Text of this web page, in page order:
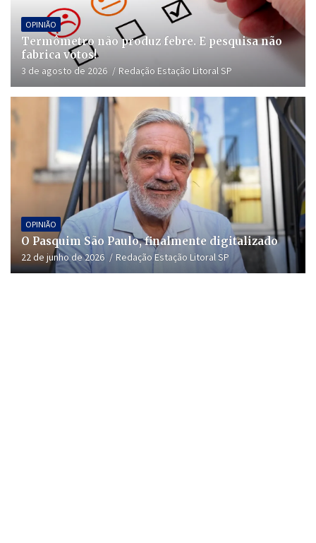
OPINIÃO
Termômetro não produz febre. E pesquisa não
fabrica votos!
3 de agosto de 2026 Redação Estação Litoral SP
OPINIÃO
O Pasquim São Paulo, finalmente digitalizado
22 de junho de 2026 Redação Estação Litoral SP